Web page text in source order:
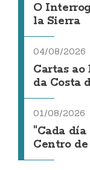
O
la Sierra
04/08/2026
Cartas
da Costa
01/08/2026
"Cada
Centro